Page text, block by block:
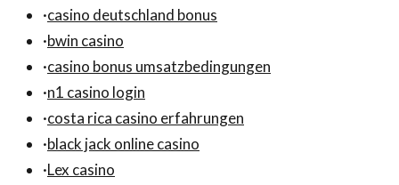
·casino deutschland bonus
·bwin casino
·casino bonus umsatzbedingungen
·n1 casino login
·costa rica casino erfahrungen
·black jack online casino
·Lex casino